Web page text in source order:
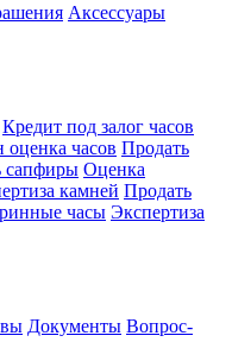
Аксессуары
Кредит под залог часов
часов Продать
сапфиры Оценка
камней Продать
часы Экспертиза
Документы Вопрос-